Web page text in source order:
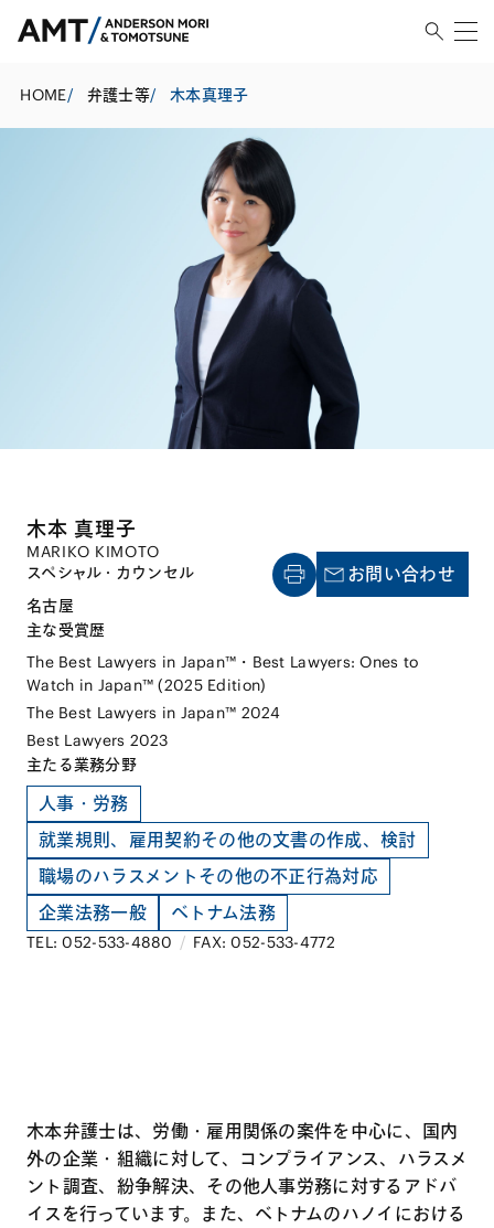
HOME/ 弁護士等/ 木本真理子
木本 真理子
MARIKO KIMOTO
スペシャル・カウンセル
名古屋
主な受賞歴
The Best Lawyers in Japan™・Best Lawyers: Ones to
Watch in Japan™ (2025 Edition)
The Best Lawyers in Japan™ 2024
Best Lawyers 2023
主たる業務分野
人事・労務
就業規則、雇用契約その他の文書の作成、検討
職場のハラスメントその他の不正行為対応
企業法務一般
ベトナム法務
TEL: 052-533-4880 / FAX: 052-533-4772
お問い合わせ
木本弁護士は、労働・雇用関係の案件を中心に、国内
外の企業・組織に対して、コンプライアンス、ハラスメ
ント調査、紛争解決、その他人事労務に対するアドバ
イスを行っています。また、ベトナムのハノイにおける